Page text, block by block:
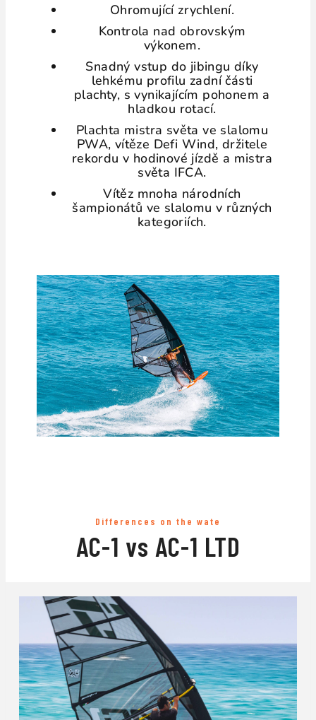
Ohromující zrychlení.
Kontrola nad obrovským
výkonem.
Snadný vstup do jibingu díky
lehkému profilu zadní části
plachty, s vynikajícím pohonem a
hladkou rotací.
Plachta mistra světa ve slalomu
PWA, vítěze Defi Wind, držitele
rekordu v hodinové jízdě a mistra
světa IFCA.
Vítěz mnoha národních
šampionátů ve slalomu v různých
kategoriích.
Differences on the wate
AC-1 vs AC-1 LTD